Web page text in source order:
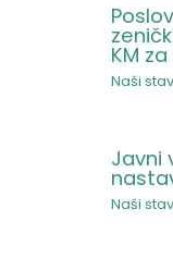
KM
Naši
Javni
Naši